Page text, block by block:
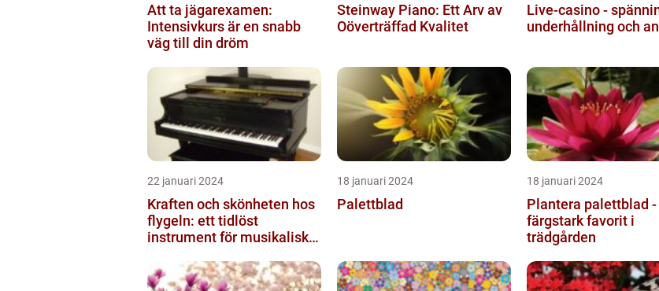
Att ta jägarexamen:
Intensivkurs är en snabb
väg till din dröm
Steinway Piano: Ett Arv av
Oöverträffad Kvalitet
Live-casino -
underhållning och
22 januari 2024
Kraften och skönheten hos
flygeln: ett tidlöst
instrument för musikaliska
18 januari 2024
Palettblad
18 januari 2024
Plantera palettblad -
färgstark favorit i
trädgården